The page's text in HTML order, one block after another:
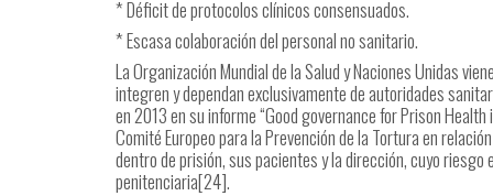
* Déficit de protocolos clínicos consensuados.
* Escasa colaboración del personal no sanitario.
La Organización Mundial de la Salud y Naciones Unidas
integren y dependan exclusivamente de autoridades
en 2013 en su informe “Good governance for Prison
Comité Europeo para la Prevención de la Tortura en
dentro de prisión, sus pacientes y la dirección, cuyo
penitenciaria[24].